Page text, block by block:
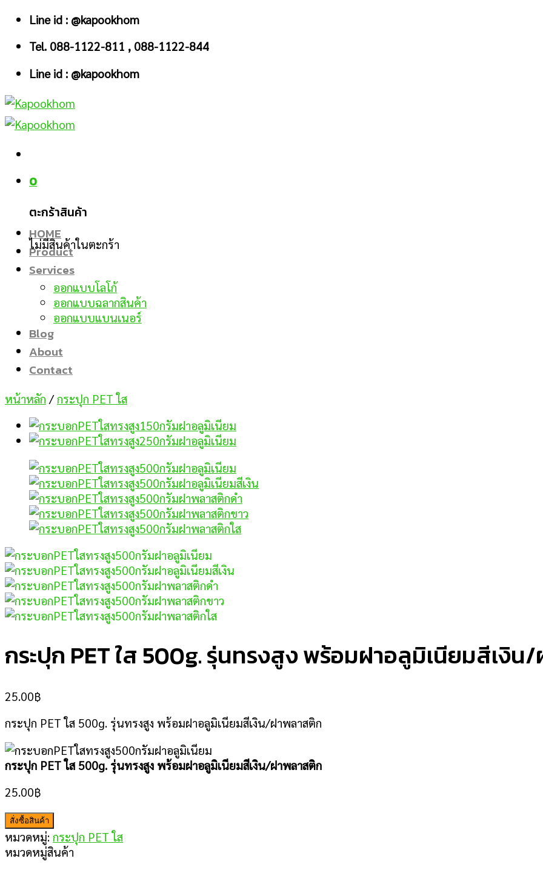
Skip
content
Line id : @kapookhom
Tel. 088-1122-811 , 088-1122-844
Line id : @kapookhom
0
ตะกร้าสินค้า
ไม่มีสินค้าในตะกร้า
HOME
Product
Services
ออกแบบโลโก้
ออกแบบฉลากสินค้า
ออกแบบแบนเนอร์
Blog
About
Contact
หน้าหลัก / กระปุก PET ใส
กระปุก PET ใส 500g. รุ่นทรงสูง พร้อมฝาอลูมิเนียมสีเงิ
25.00฿
กระปุก PET ใส 500g. รุ่นทรงสูง พร้อมฝาอลูมิเนียมสีเงิน/ฝาพลาสติก
กระปุก PET ใส 500g. รุ่นทรงสูง พร้อมฝาอลูมิเนียมสีเงิน/ฝาพลาสติก
25.00฿
สั่งซื้อสินค้า
หมวดหมู่: กระปุก PET ใส
หมวดหมู่สินค้า